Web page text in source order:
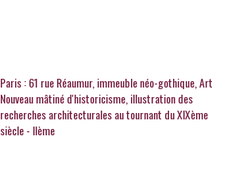
Paris : 61 rue Réaumur, immeuble néo-gothique, Art
Nouveau mâtiné d'historicisme, illustration des
recherches architecturales au tournant du XIXème
siècle - IIème